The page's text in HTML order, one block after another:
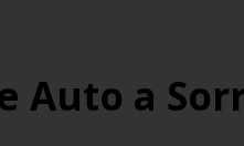
Auto a